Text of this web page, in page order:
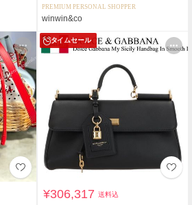
PREMIUM PERSONAL SHOPPER
winwin&co
タイムセール
¥306,317送料込